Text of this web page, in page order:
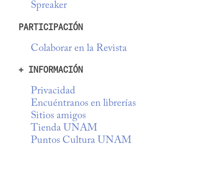
Spreaker
PARTICIPACIÓN
Colaborar en la Revista
+ INFORMACIÓN
Privacidad
Encuéntranos en librerías
Sitios amigos
Tienda UNAM
Puntos Cultura UNAM